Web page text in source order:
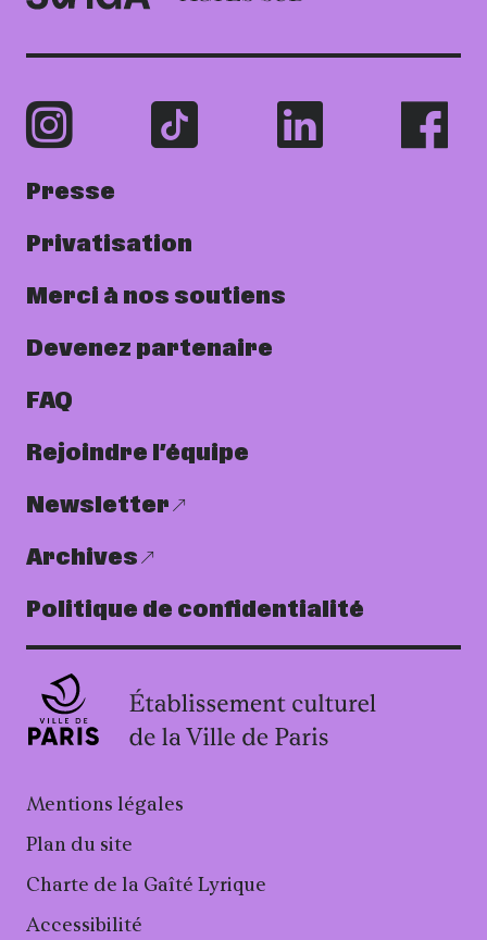
Presse
Privatisation
Merci à nos soutiens
Devenez partenaire
FAQ
Rejoindre l’équipe
Newsletter
Archives
Politique de confidentialité
Mentions légales
Plan du site
Charte de la Gaîté Lyrique
Accessibilité